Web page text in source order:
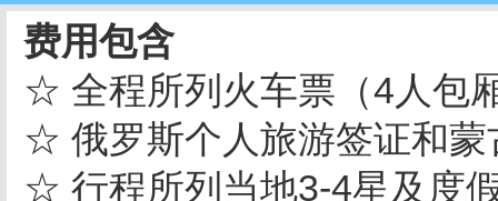
费用包含
☆ 全程所列火车票（4人包
☆ 俄罗斯个人旅游签证和蒙
☆ 行程所列当地3-4星及度